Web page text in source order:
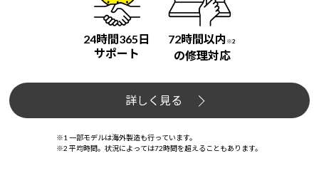
24時間365日
サポート
72時間以内 ※2
の修理対応
詳しく見る
※1 一部モデルは海外製造も行っています。
※2 平均時間。状況によっては72時間を超えることもあります。